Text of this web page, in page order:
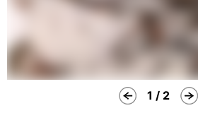
1 / 2